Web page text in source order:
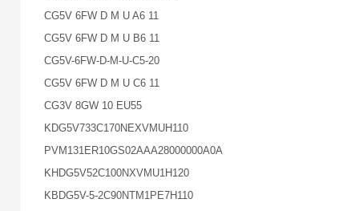
CG5V 6FW D M U A6 11
CG5V 6FW D M U B6 11
CG5V-6FW-D-M-U-C5-20
CG5V 6FW D M U C6 11
CG3V 8GW 10 EU55
KDG5V733C170NEXVMUH110
PVM131ER10GS02AAA28000000A0A
KHDG5V52C100NXVMU1H120
KBDG5V-5-2C90NTM1PE7H110